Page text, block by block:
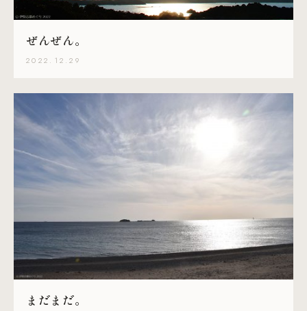
ぜんぜん。
2022.12.29
まだまだ。